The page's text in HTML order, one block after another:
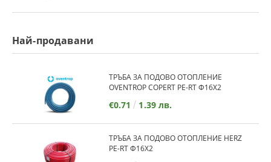
Най-продавани
ТРЪБА ЗА ПОДОВО ОТОПЛЕНИЕ
OVENTROP COPERT PE-RT Ф16Х2
€0.71 1.39 лв.
ТРЪБА ЗА ПОДОВО ОТОПЛЕНИЕ HERZ
PE-RT Ф16Х2